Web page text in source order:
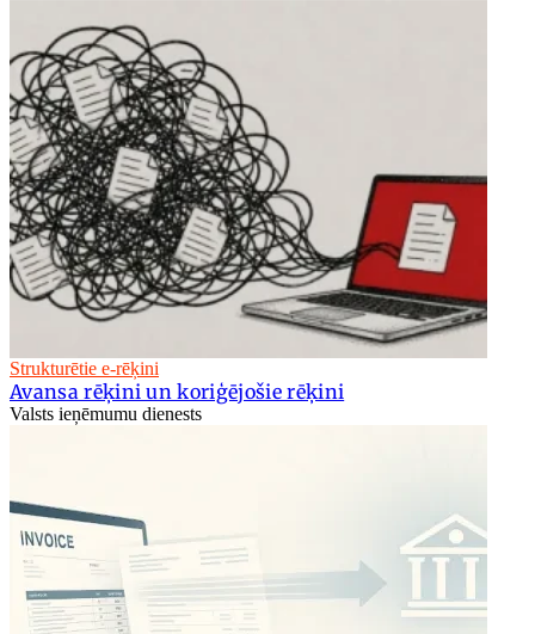
Strukturētie e-rēķini
Avansa rēķini un koriģējošie rēķini
Valsts ieņēmumu dienests